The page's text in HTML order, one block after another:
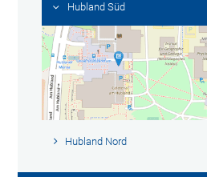
Hubland Süd
Hubland Nord